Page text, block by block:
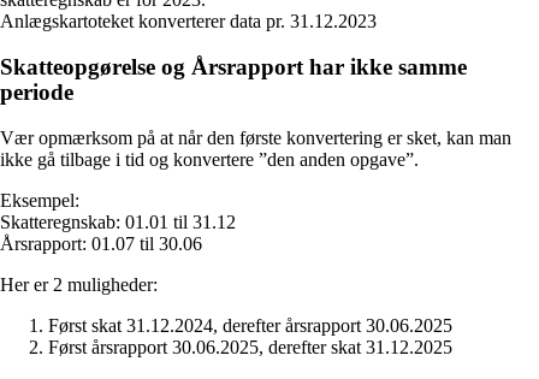
Anlægskartoteket konverterer data pr. 31.12.2023
Skatteopgørelse og Årsrapport har ikke samme
periode
Vær opmærksom på at når den første konvertering er sket, kan man
ikke gå tilbage i tid og konvertere ”den anden opgave”.
Eksempel:
Skatteregnskab: 01.01 til 31.12
Årsrapport: 01.07 til 30.06
Her er 2 muligheder:
Først skat 31.12.2024, derefter årsrapport 30.06.2025
Først årsrapport 30.06.2025, derefter skat 31.12.2025